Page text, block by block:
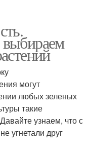
могут
любых зеленых
такие
узнаем, что с
угнетали друг